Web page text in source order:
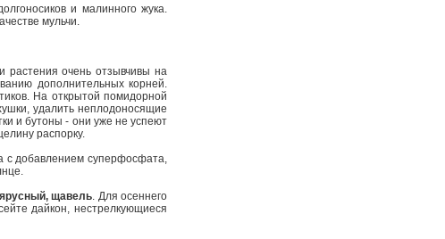
и малинного жука.
мульчи.
растения очень отзывчивы на
дополнительных корней.
На открытой помидорной
удалить неплодоносящие
и бутоны - они уже не успеют
распорку.
с добавлением суперфосфата,
щавель. Для осеннего
дайкон, нестрелкующиеся